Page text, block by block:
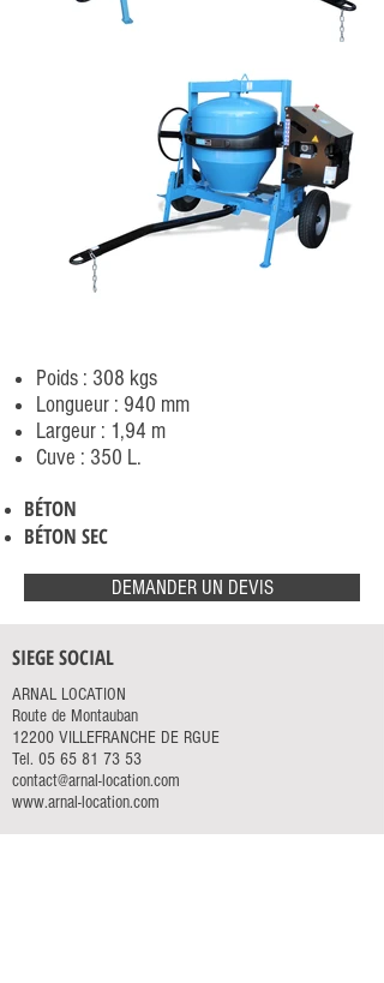
Poids : 308 kgs
Longueur : 940 mm
Largeur : 1,94 m
Cuve : 350 L.
BÉTON
BÉTON SEC
DEMANDER UN DEVIS
SIEGE SOCIAL
ARNAL LOCATION
Route de Montauban
12200 VILLEFRANCHE DE RGUE
Tel. 05 65 81 73 53
contact@arnal-location.com
www.arnal-location.com